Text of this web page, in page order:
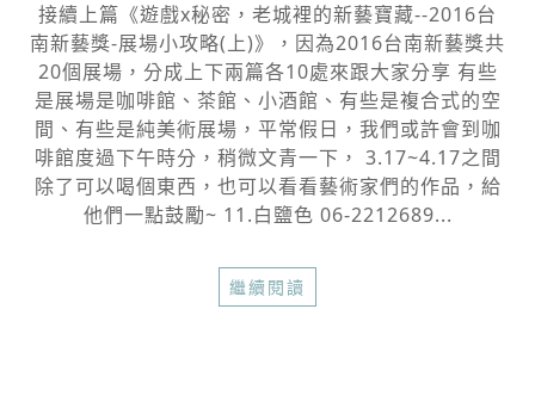
接續上篇《遊戲x秘密，老城裡的新藝寶藏--2016台
南新藝獎-展場小攻略(上)》，因為2016台南新藝獎共
20個展場，分成上下兩篇各10處來跟大家分享 有些
是展場是咖啡館、茶館、小酒館、有些是複合式的空
間、有些是純美術展場，平常假日，我們或許會到咖
啡館度過下午時分，稍微文青一下， 3.17~4.17之間
除了可以喝個東西，也可以看看藝術家們的作品，給
他們一點鼓勵~ 11.白鹽色 06-2212689...
繼續閱讀